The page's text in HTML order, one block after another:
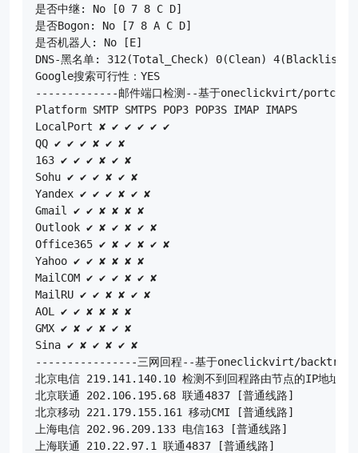
是否中继: No [0 7 8 C D]
是否Bogon: No [7 8 A C D]
是否机器人: No [E]
DNS-黑名单: 312(Total_Check) 0(Clean)
Google搜索可行性：YES
-------------邮件端口检测--基于oneclickvirt/
Platform SMTP SMTPS POP3 POP3S IMAP IMAPS
LocalPort ✘ ✔ ✔ ✔ ✔ ✔
QQ ✔ ✔ ✔ ✘ ✔ ✘
163 ✔ ✔ ✔ ✘ ✔ ✘
Sohu ✔ ✔ ✔ ✘ ✔ ✘
Yandex ✔ ✔ ✔ ✘ ✔ ✘
Gmail ✔ ✔ ✘ ✘ ✘ ✘
Outlook ✔ ✘ ✔ ✘ ✔ ✘
Office365 ✔ ✘ ✔ ✘ ✔ ✘
Yahoo ✔ ✔ ✘ ✘ ✘ ✘
MailCOM ✔ ✔ ✔ ✘ ✔ ✘
MailRU ✔ ✔ ✘ ✘ ✔ ✘
AOL ✔ ✔ ✘ ✘ ✘ ✘
GMX ✔ ✘ ✔ ✘ ✔ ✘
Sina ✔ ✘ ✔ ✘ ✔ ✘
----------------三网回程--基于oneclickvirt/
北京电信 219.141.140.10 检测不到回程路由节点的IP地址
北京联通 202.106.195.68 联通4837 [普通线路]
北京移动 221.179.155.161 移动CMI [普通线路]
上海电信 202.96.209.133 电信163 [普通线路]
上海联通 210.22.97.1 联通4837 [普通线路]